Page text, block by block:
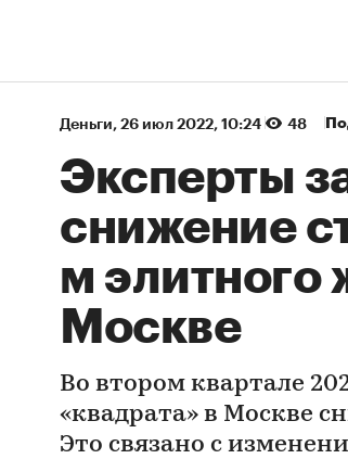
Деньги⁠, 26 июл 2022, 10:24 48
Эксперты
снижение
м элитного
Москве
Во втором квартале
«квадрата» в Москве
Это связано с